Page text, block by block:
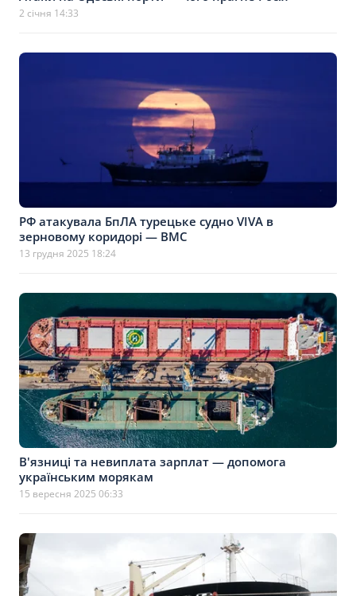
2 січня 14:33
РФ атакувала БпЛА турецьке судно VIVA в
зерновому коридорі — ВМС
13 грудня 2025 18:24
В'язниці та невиплата зарплат — допомога
українським морякам
15 вересня 2025 06:33